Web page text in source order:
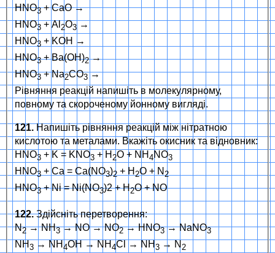
HNO3+ CaO →
HNO3+ Al2O3→
HNO3 + KOH →
HNO3+ Ba(OH)2→
HNO3+ Na2CO3→
Рівняння реакцій напишіть в молекулярному,
повному та скороченому йонному вигляді.
121.Напишіть рівняння реакцій між нітратною
кислотою та металами. Вкажіть окисник та відновник:
HNO3 + K = KNO3 + H 2O + NH 4NO3
HNO3 + Ca = Ca(NO3)2 + H 2O + N 2
HNO3+ Ni = Ni(NO3)2 + H2O + NO
122.Здійсніть перетворення:
N2→ NH3→ NO → NO2→ HNO3→ NaNO3
NH 3 → NH 4OH → NH 4Cl → NH 3 → N 2